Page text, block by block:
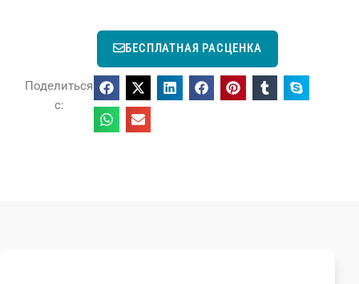
БЕСПЛАТНАЯ РАСЦЕНКА
Поделиться
с: